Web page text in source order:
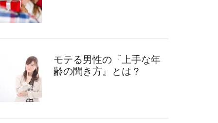
モテる男性の『上手な年
齢の聞き方』とは？